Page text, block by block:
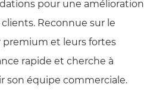
pour une amélioration
Reconnue sur le
et leurs fortes
rapide et cherche à
son équipe commerciale.